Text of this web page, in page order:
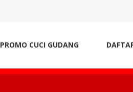
PROMO CUCI GUDANG